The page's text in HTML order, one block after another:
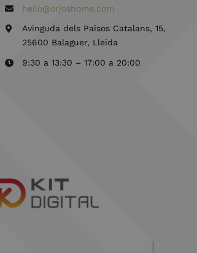
hello@orjoshome.com
Avinguda dels Països Catalans, 15,
25600 Balaguer, Lleida
9:30 a 13:30 – 17:00 a 20:00